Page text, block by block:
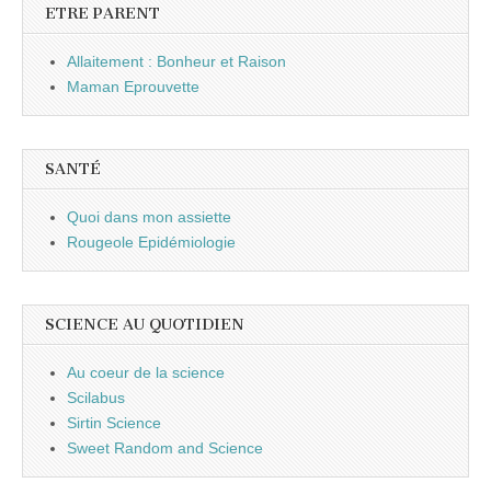
ETRE PARENT
Allaitement : Bonheur et Raison
Maman Eprouvette
SANTÉ
Quoi dans mon assiette
Rougeole Epidémiologie
SCIENCE AU QUOTIDIEN
Au coeur de la science
Scilabus
Sirtin Science
Sweet Random and Science